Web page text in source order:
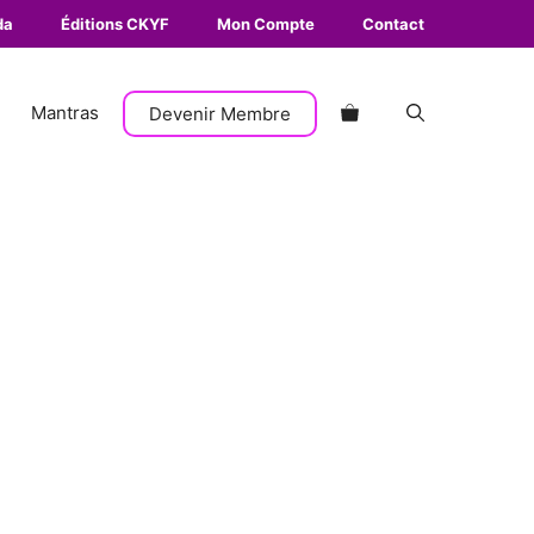
Éditions CKYF Mon Compte Contact
Mantras Devenir Membre